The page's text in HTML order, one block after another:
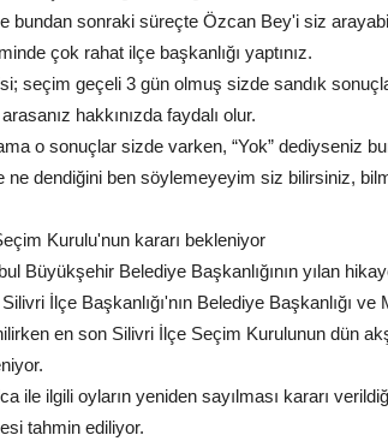
bundan sonraki süreçte Özcan Bey'i siz
çok rahat ilçe başkanlığı yaptınız.
seçim geçeli 3 gün olmuş sizde sandık
hakkınızda faydalı olur.
o sonuçlar sizde varken, “Yok” dediyseniz
ne dendiğini ben söylemeyeyim siz bilirsiniz,
Kurulu'nun kararı bekleniyor
Büyükşehir Belediye Başkanlığının yılan
İlçe Başkanlığı'nın Belediye Başkanlığı
en son Silivri İlçe Seçim Kurulunun dün
ile ilgili oyların yeniden sayılması kararı
tahmin ediliyor.